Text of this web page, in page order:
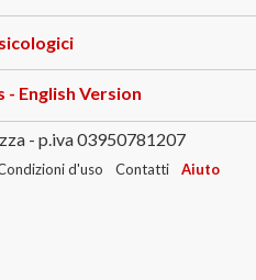
- English Version
- p.iva 03950781207
d'uso Contatti Aiuto